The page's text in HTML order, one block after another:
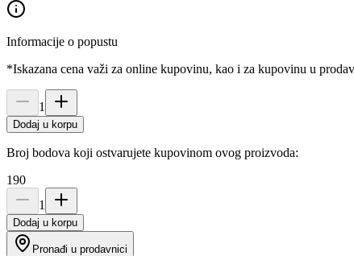
Informacije o popustu
*Iskazana cena važi za online kupovinu, kao i za kupovinu u
1
Dodaj u korpu
Broj bodova koji ostvarujete kupovinom ovog proizvoda:
190
1
Dodaj u korpu
Pronađi u prodavnici